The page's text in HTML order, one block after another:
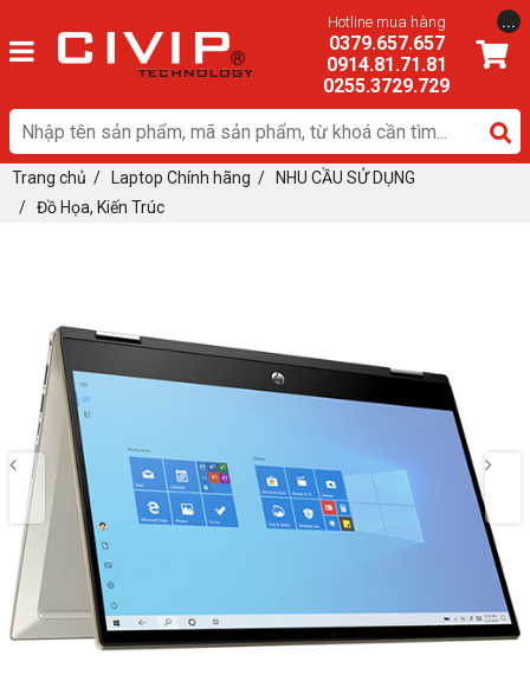
Hotline mua hàng
0379.657.657
0914.81.71.81
0255.3729.729
...
Trang chủ / Laptop Chính hãng /
NHU CẦU SỬ DỤNG
/ Đồ Họa, Kiến Trúc